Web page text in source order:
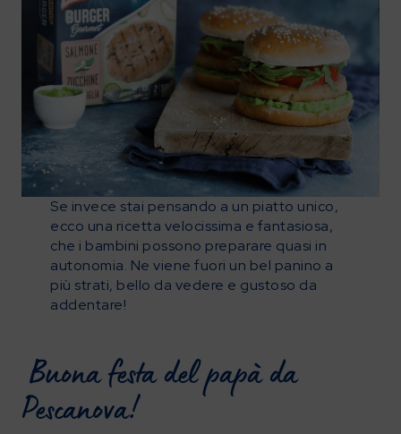
Se invece stai pensando a un piatto unico,
ecco una ricetta velocissima e fantasiosa,
che i bambini possono preparare quasi in
autonomia. Ne viene fuori un bel panino a
più strati, bello da vedere e gustoso da
addentare!
Buona festa del papà da
Pescanova!